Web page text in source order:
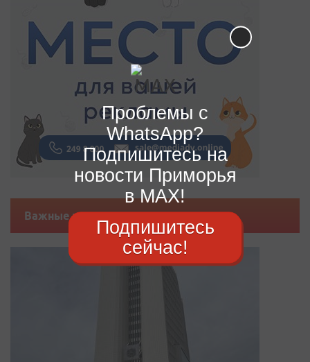
Важные новости
Проблемы с
WhatsApp?
Подпишитесь на
новости Приморья
в MAX!
Подпишитесь
сейчас!